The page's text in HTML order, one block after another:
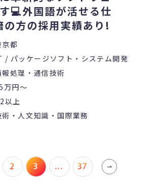
💻外国語が活せる仕
方の採用実績あり!
京都
/ パッケージソフト・システム開発
報処理・通信技術
万円〜
以上
術・人文知識・国際業務
2 3 ... 37